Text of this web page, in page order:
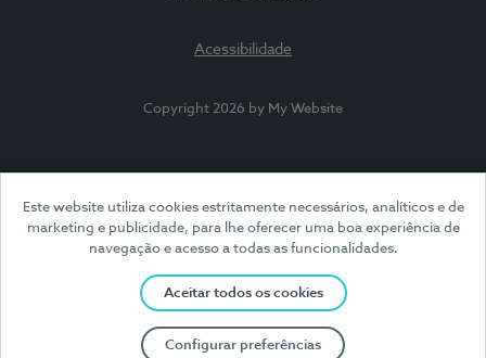
Este website utiliza cookies estritamente necessários, analíticos e de
marketing e publicidade, para lhe oferecer uma boa experiência de
navegação e acesso a todas as funcionalidades.
Aceitar todos os cookies
Configurar preferências
Acessibilidade
Copyright 2026 by My Website